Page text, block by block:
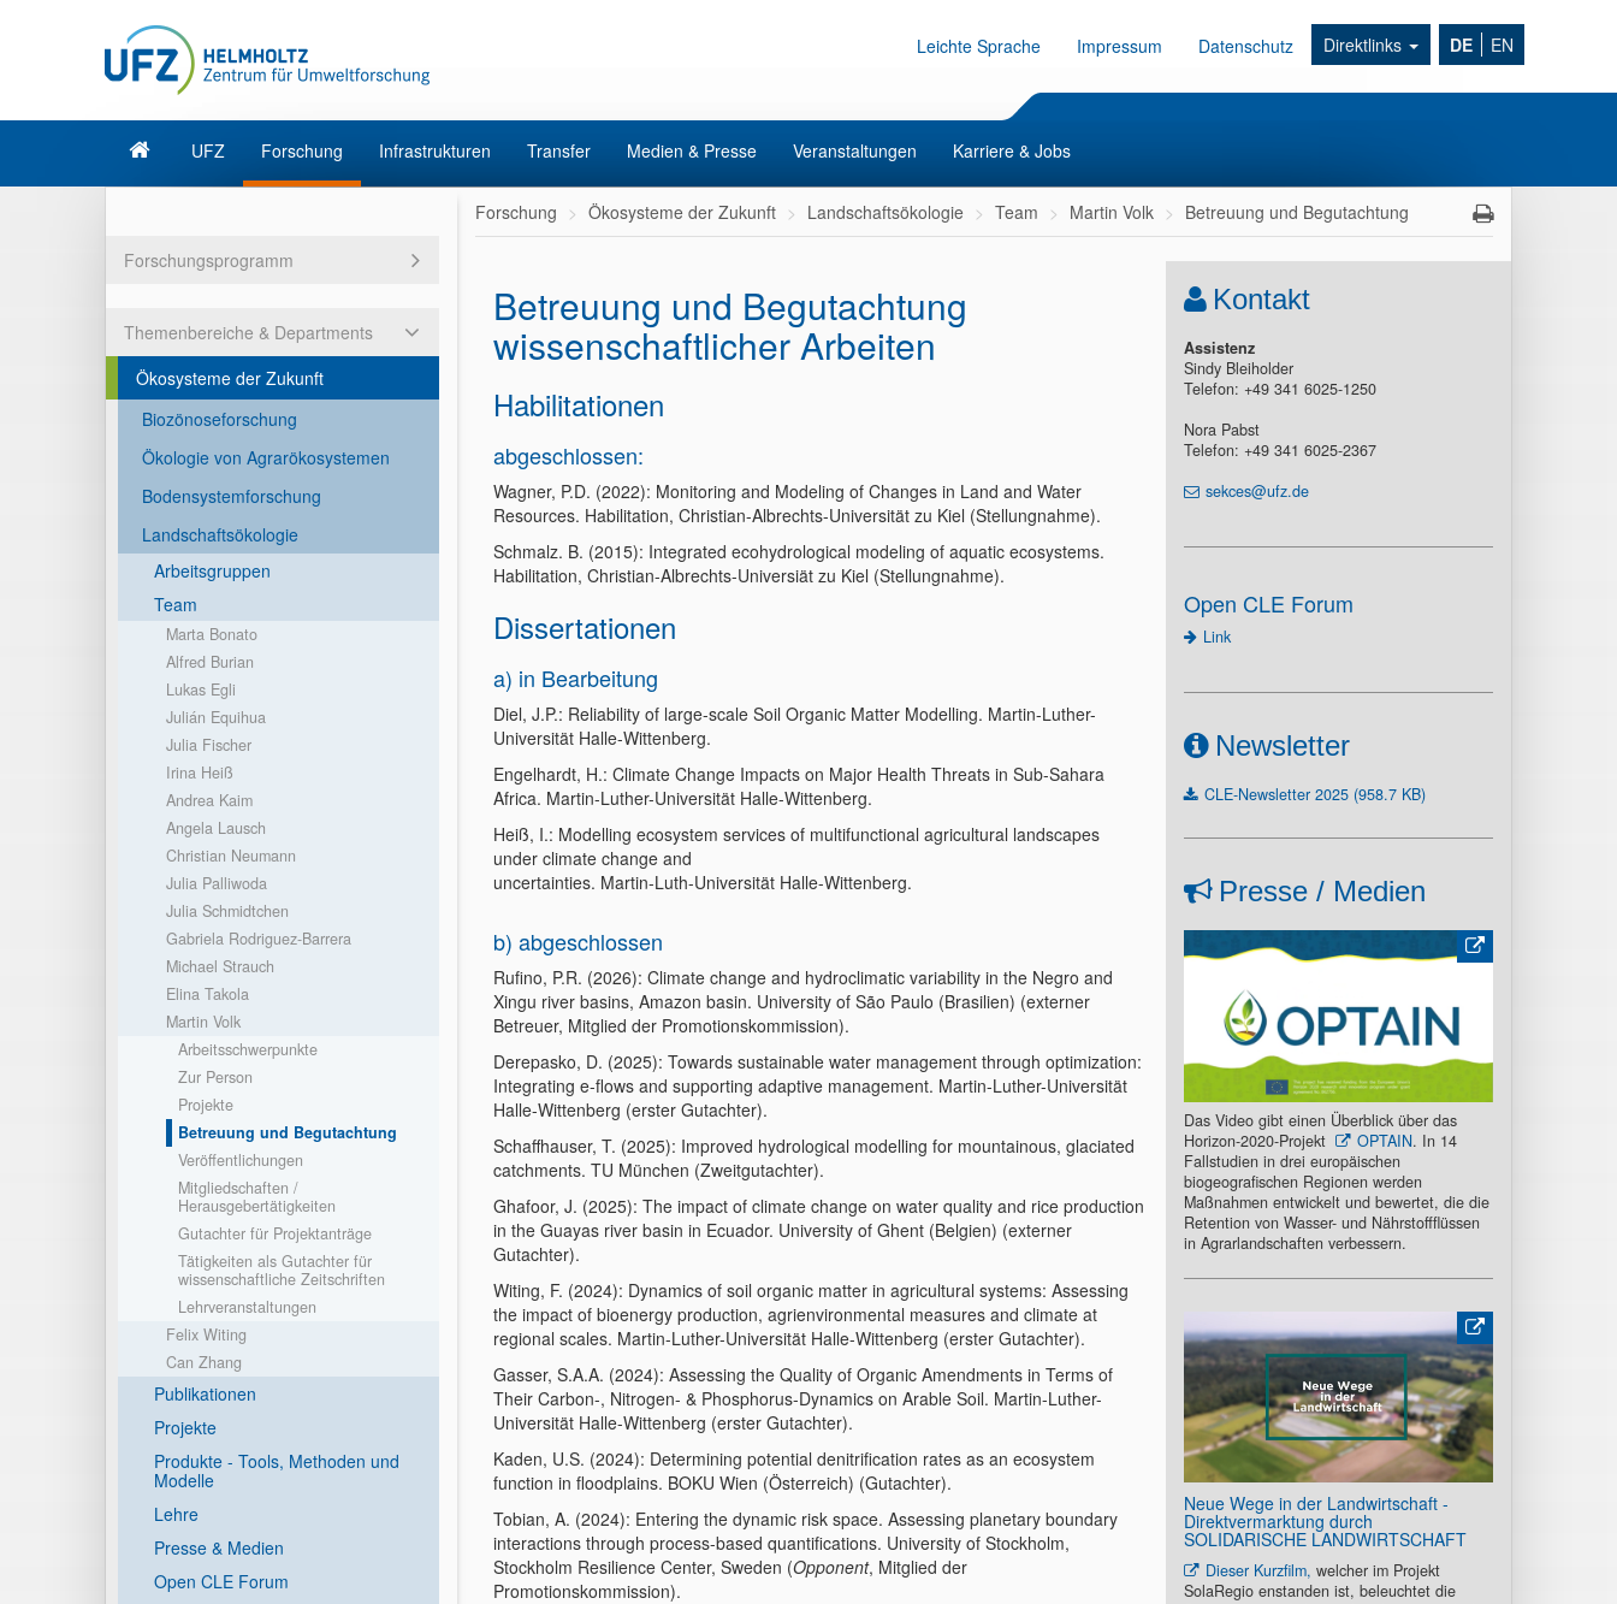
Leichte Sprache Impressum Datenschutz Direktlinks DE EN
UFZ Forschung Infrastrukturen Transfer Medien & Presse Veranstaltungen Karriere & Jobs
Forschungsprogramm
Themenbereiche & Departments
Ökosysteme der Zukunft
Biozönoseforschung
Ökologie von Agrarökosystemen
Bodensystemforschung
Landschaftsökologie
Arbeitsgruppen
Team
Marta Bonato
Alfred Burian
Lukas Egli
Julián Equihua
Julia Fischer
Irina Heiß
Andrea Kaim
Angela Lausch
Christian Neumann
Julia Palliwoda
Julia Schmidtchen
Gabriela Rodriguez-Barrera
Michael Strauch
Elina Takola
Martin Volk
Arbeitsschwerpunkte
Zur Person
Projekte
Betreuung und Begutachtung
Veröffentlichungen
Mitgliedschaften /
Herausgebertätigkeiten
Gutachter für Projektanträge
Tätigkeiten als Gutachter für
wissenschaftliche Zeitschriften
Lehrveranstaltungen
Felix Witing
Can Zhang
Publikationen
Projekte
Produkte - Tools, Methoden und
Modelle
Lehre
Presse & Medien
Open CLE Forum
Forschung Ökosysteme der Zukunft Landschaftsökologie Team Martin Volk Betreuung und Begutachtung
Betreuung und Begutachtung
wissenschaftlicher Arbeiten
Habilitationen
abgeschlossen:
Wagner, P.D. (2022): Monitoring and Modeling of Changes in Land and Water
Resources. Habilitation, Christian-Albrechts-Universität zu Kiel (Stellungnahme).
Schmalz. B. (2015): Integrated ecohydrological modeling of aquatic ecosystems.
Habilitation, Christian-Albrechts-Universiät zu Kiel (Stellungnahme).
Dissertationen
a) in Bearbeitung
Diel, J.P.: Reliability of large-scale Soil Organic Matter Modelling. Martin-Luther-
Universität Halle-Wittenberg.
Engelhardt, H.: Climate Change Impacts on Major Health Threats in Sub-Sahara
Africa. Martin-Luther-Universität Halle-Wittenberg.
Heiß, I.: Modelling ecosystem services of multifunctional agricultural landscapes
under climate change and
uncertainties. Martin-Luth-Universität Halle-Wittenberg.
b) abgeschlossen
Rufino, P.R. (2026): Climate change and hydroclimatic variability in the Negro and
Xingu river basins, Amazon basin. University of São Paulo (Brasilien) (externer
Betreuer, Mitglied der Promotionskommission).
Derepasko, D. (2025): Towards sustainable water management through optimization:
Integrating e-flows and supporting adaptive management. Martin-Luther-Universität
Halle-Wittenberg (erster Gutachter).
Schaffhauser, T. (2025): Improved hydrological modelling for mountainous, glaciated
catchments. TU München (Zweitgutachter).
Ghafoor, J. (2025): The impact of climate change on water quality and rice production
in the Guayas river basin in Ecuador. University of Ghent (Belgien) (externer
Gutachter).
Witing, F. (2024): Dynamics of soil organic matter in agricultural systems: Assessing
the impact of bioenergy production, agrienvironmental measures and climate at
regional scales. Martin-Luther-Universität Halle-Wittenberg (erster Gutachter).
Gasser, S.A.A. (2024): Assessing the Quality of Organic Amendments in Terms of
Their Carbon-, Nitrogen- & Phosphorus-Dynamics on Arable Soil. Martin-Luther-
Universität Halle-Wittenberg (erster Gutachter).
Kaden, U.S. (2024): Determining potential denitrification rates as an ecosystem
function in floodplains. BOKU Wien (Österreich) (Gutachter).
Tobian, A. (2024): Entering the dynamic risk space. Assessing planetary boundary
interactions through process-based quantifications. University of Stockholm,
Stockholm Resilience Center, Sweden (Opponent, Mitglied der
Promotionskommission).
Kontakt
Assistenz
Sindy Bleiholder
Telefon: +49 341 6025-1250
Nora Pabst
Telefon: +49 341 6025-2367
sekces@ufz.de
Open CLE Forum
Link
Newsletter
CLE-Newsletter 2025 (958.7 KB)
Presse / Medien
Das Video gibt einen Überblick über das
Horizon-2020-Projekt
OPTAIN. In 14
Fallstudien in drei europäischen
biogeografischen Regionen werden
Maßnahmen entwickelt und bewertet, die die
Retention von Wasser- und Nährstoffflüssen
in Agrarlandschaften verbessern.
Neue Wege in der Landwirtschaft -
Direktvermarktung durch
SOLIDARISCHE LANDWIRTSCHAFT
Dieser Kurzfilm, welcher im Projekt
SolaRegio enstanden ist, beleuchtet die